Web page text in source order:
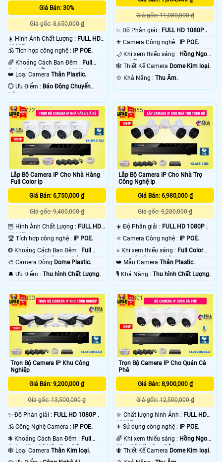
Giá Bán: 30%
Giá gốc: 8,650,000 ₫
☀️ Hình Ành Chất Lượng : FULL HD
1080P .
🕉️ Tích hợp công nghệ : IP POE.
🌈 Khoảng Cách Ban Đêm : Full
Color 20m Hồng Ngoại SMD.
👑 Loại Camera Thân Plastic.
️💮 Ưu Điểm : Báo Động Chuyển
Động.
Giá gốc: 11,080,000 ₫
✨ Độ Phân giải : FULL HD 1080P .
⚜️ Camera Công nghệ :
IP POE.
🌙 Khi xem thiếu sáng : Hồng Ngoại
30m Hồng Ngoại SMD.
🕸️ Thiết Kế Camera Dome Kim loại.
️💠 Khả Năng :Thu Âm.
Lắp Bộ Camera IP Cho Nhà Hàng
Full Color Ip
Giá Bán: 6,750,000 ₫
Giá gốc: 9,400,000 ₫
🦉 Hình Ành Chất Lượng : FULL HD
1080P .
🏆 Tích hợp công nghệ :
IP POE.
❂ Khoảng Cách Ban Đêm : Full
Color 20m Có Màu Ban Ðêm.
🎨 Camera Dòng Dome Plastic.
️🔔 Ưu Điểm : Thu hình Chất Lượng.
2772
Lắp Bộ Camera IP Cho Nhà Trọ
Công Nghệ Ip
Giá Bán: 6,980,000 ₫
Giá gốc: 9,200,000 ₫
☀️ Độ Phân giải : FULL HD 1080P .
⚛️ Camera Công nghệ :
IP POE.
⭐ Khi xem thiếu sáng : Full Color
20m Có Màu Ban Ðêm.
👑 Mẫu CameraThân Plastic.
️🎙 Khả Năng :Thu hình Chất Lượng.
3055
Trọn Bộ Camera IP Khu Công
Nghiệp
Giá Bán: 9,200,000 ₫
Giá gốc: 13,500,000 ₫
✨ Độ Phân giải : FULL HD 1080P .
🕉️ Công Nghệ Camera :
IP POE.
❃ Khoảng Cách Ban Đêm : Full
Color 40m Có Màu Ban Ðêm.
🕸️ Loại Camera Thân Kim loại.
2803
Trọn Bộ Camera IP Cho Quán Cà
Phê
Giá Bán: 8,900,000 ₫
Giá gốc: 12,500,000 ₫
🔆 Chất lượng hình Ảnh : FULL HD
1080P .
⚜️ Sử dụng công nghệ :
IP POE.
🌈 Khi xem thiếu sáng : Hồng Ngoại
30m Có Màu Ban Ðêm.
🐜 Thiết Kế Camera Dome Kim loại.
3301